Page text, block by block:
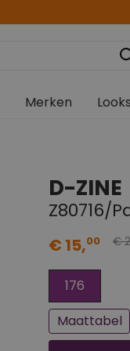
Merken Looks
D-ZINE
Z80716/
€ 15,00 €
Een paar
Bijna
176
Maattabel